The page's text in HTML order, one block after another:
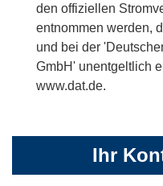
den offiziellen
entnommen werden,
und bei der
GmbH' unentgeltlich
www.dat.de.
Ihr